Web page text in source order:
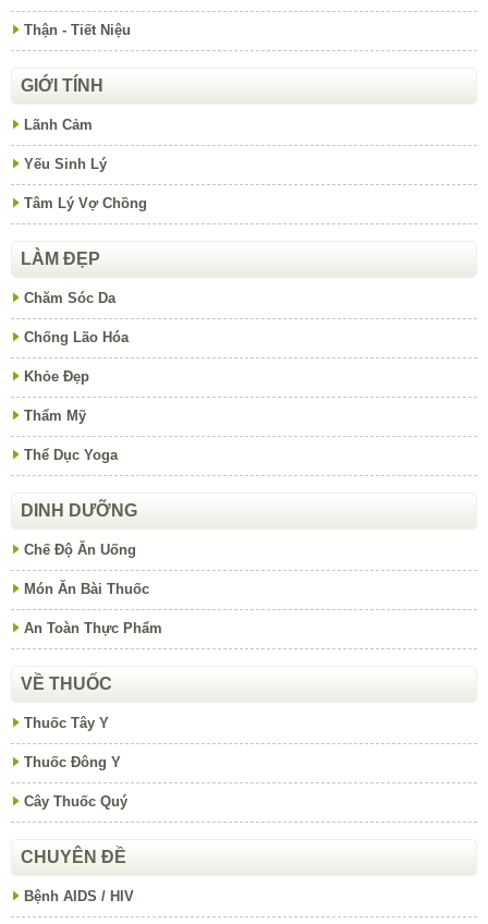
Thận - Tiết Niệu
GIỚI TÍNH
Lãnh Cảm
Yếu Sinh Lý
Tâm Lý Vợ Chồng
LÀM ĐẸP
Chăm Sóc Da
Chống Lão Hóa
Khỏe Đẹp
Thẩm Mỹ
Thể Dục Yoga
DINH DƯỠNG
Chế Độ Ăn Uống
Món Ăn Bài Thuốc
An Toàn Thực Phẩm
VỀ THUỐC
Thuốc Tây Y
Thuốc Đông Y
Cây Thuốc Quý
CHUYÊN ĐỀ
Bệnh AIDS / HIV